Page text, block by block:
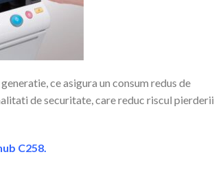
ce asigura un consum redus de
de securitate, care reduc riscul pierderii
C258.